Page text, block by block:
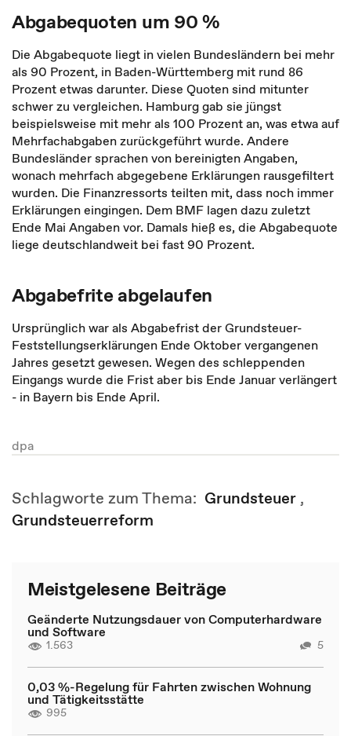
Abgabequoten um 90 %
Die Abgabequote liegt in vielen Bundesländern bei mehr
als 90 Prozent, in Baden-Württemberg mit rund 86
Prozent etwas darunter. Diese Quoten sind mitunter
schwer zu vergleichen. Hamburg gab sie jüngst
beispielsweise mit mehr als 100 Prozent an, was etwa auf
Mehrfachabgaben zurückgeführt wurde. Andere
Bundesländer sprachen von bereinigten Angaben,
wonach mehrfach abgegebene Erklärungen rausgefiltert
wurden. Die Finanzressorts teilten mit, dass noch immer
Erklärungen eingingen. Dem BMF lagen dazu zuletzt
Ende Mai Angaben vor. Damals hieß es, die Abgabequote
liege deutschlandweit bei fast 90 Prozent.
Abgabefrite abgelaufen
Ursprünglich war als Abgabefrist der Grundsteuer-
Feststellungserklärungen Ende Oktober vergangenen
Jahres gesetzt gewesen. Wegen des schleppenden
Eingangs wurde die Frist aber bis Ende Januar verlängert
- in Bayern bis Ende April.
dpa
Schlagworte zum Thema: Grundsteuer ,
Grundsteuerreform
Meistgelesene Beiträge
Geänderte Nutzungsdauer von Computerhardware
und Software
1.563 5
0,03 %-Regelung für Fahrten zwischen Wohnung
und Tätigkeitsstätte
995